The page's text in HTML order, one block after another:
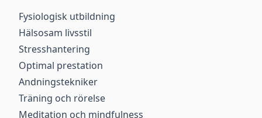
Fysiologisk utbildning
Hälsosam livsstil
Stresshantering
Optimal prestation
Andningstekniker
Träning och rörelse
Meditation och mindfulness